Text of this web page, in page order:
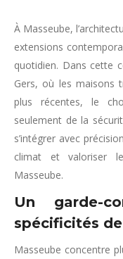
À Masseube,
extensions
quotidien. Dans cette
Gers, où les maisons
plus récentes, le
seulement de la
s’intégrer avec
climat et valoriser
Masseube.
Un garde-
spécificités
Masseube concentre